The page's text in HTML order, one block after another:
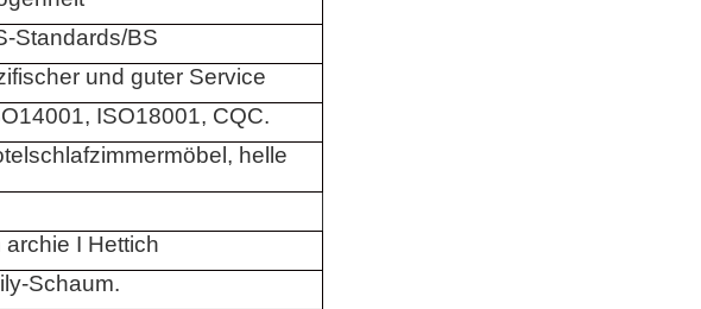
Standards/BS
und guter Service
ISO18001, CQC.
helle
archie I Hettich
Schaum.